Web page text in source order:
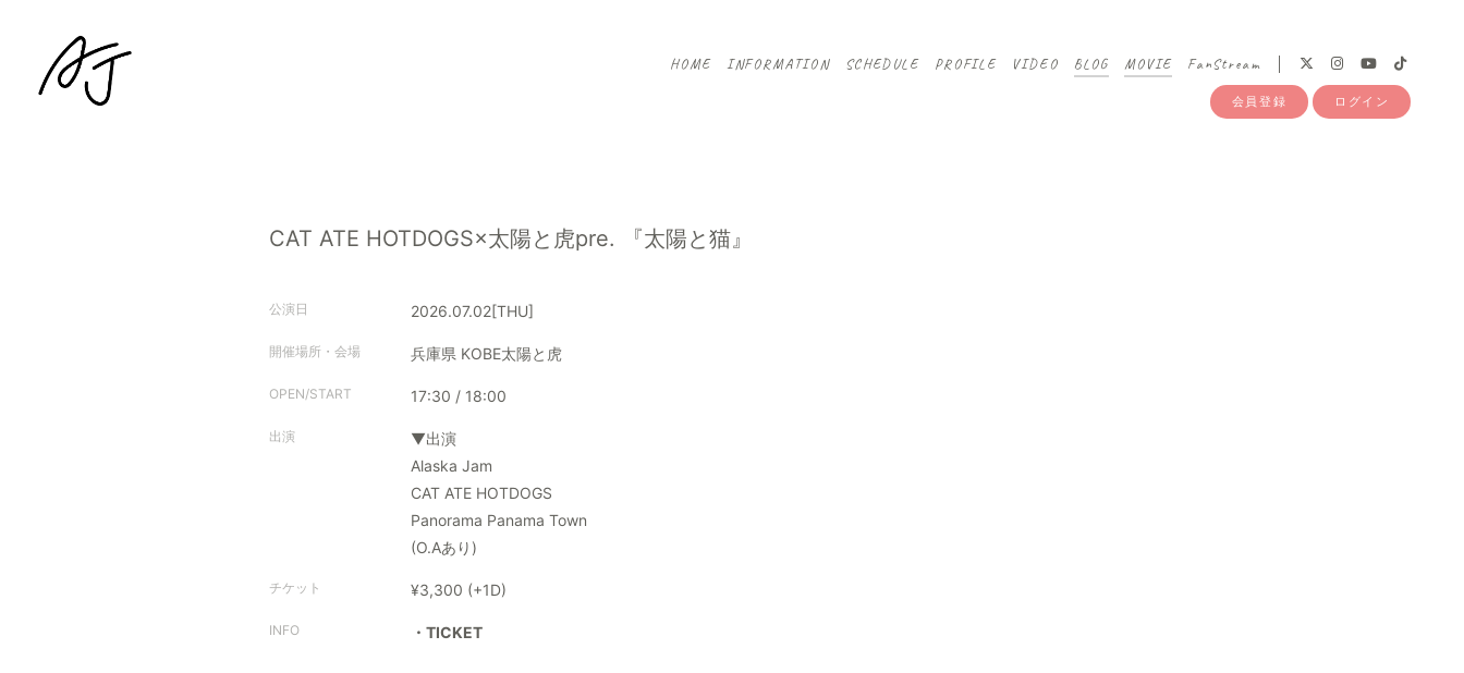
HOME INFORMATION SCHEDULE PROFILE VIDEO BLOG MOVIE FanStream
会員登録 ログイン
CAT ATE HOTDOGS×太陽と虎pre. 『太陽と猫』
公演日 2026.07.02[THU]
開催場所・会場 兵庫県 KOBE太陽と虎
OPEN/START 17:30 / 18:00
出演
▼出演
Alaska Jam
CAT ATE HOTDOGS
Panorama Panama Town
(O.Aあり)
チケット ¥3,300 (+1D)
INFO ・TICKET